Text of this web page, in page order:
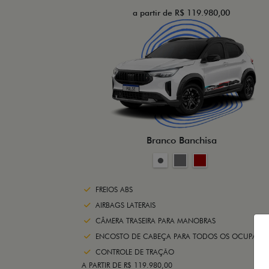
a partir de R$ 119.980,00
Branco Banchisa
FREIOS ABS
AIRBAGS LATERAIS
CÂMERA TRASEIRA PARA MANOBRAS
ENCOSTO DE CABEÇA PARA TODOS OS OCUPANTES
CONTROLE DE TRAÇÃO
A PARTIR DE R$ 119.980,00